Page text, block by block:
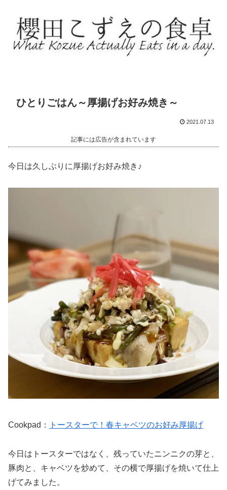
ひとりごはん～厚揚げお好み焼き～
2021.07.13
記事には広告が含まれています
今日は久しぶりに厚揚げお好み焼き♪
Cookpad： トースターで！春キャベツのお好み厚揚げ
今日はトースターではなく、残っていたニンニクの芽と、
豚肉と、キャベツを炒めて、その横で厚揚げを焼いて仕上
げてみました。